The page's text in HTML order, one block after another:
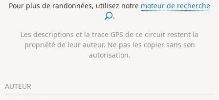
Dôme de la Sallière. Coté Nord, c'est la vallée du Rhône qui
vous attend. Au petit village de Mex, niché sur un plateau,
villages de la Vallée, jusqu'au Lac Léman.
Pour plus de randonnées, utilisez notre moteur de recherche
.
Les descriptions et la trace GPS de ce circuit restent la
propriété de leur auteur. Ne pas les copier sans son
autorisation.
AUTEUR